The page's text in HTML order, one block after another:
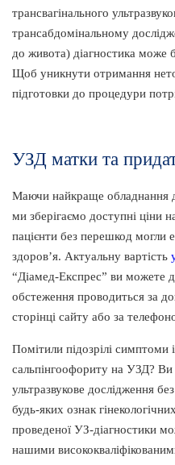
трансвагінального
трансабдомінальному
до живота) діагностика може
Щоб уникнути отримання
підготовки до процедури
УЗД матки та
Маючи найкраще обладнання
ми зберігаємо доступні ціни
пацієнти без перешкод могли
здоров’я. Актуальну вартість
“Діамед-Експрес” ви можете
обстеження проводиться за
сторінці сайту або за
Помітили підозрілі симптоми
сальпінгоофориту на УЗД?
ультразвукове дослідження
будь-яких ознак
проведеної УЗ-діагностики
нашими